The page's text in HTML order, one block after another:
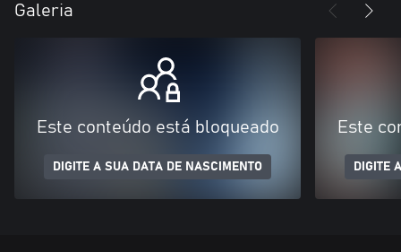
Galeria
Este conteúdo está bloqueado
DIGITE A SUA DATA DE NASCIMENTO
Este
DIGITE